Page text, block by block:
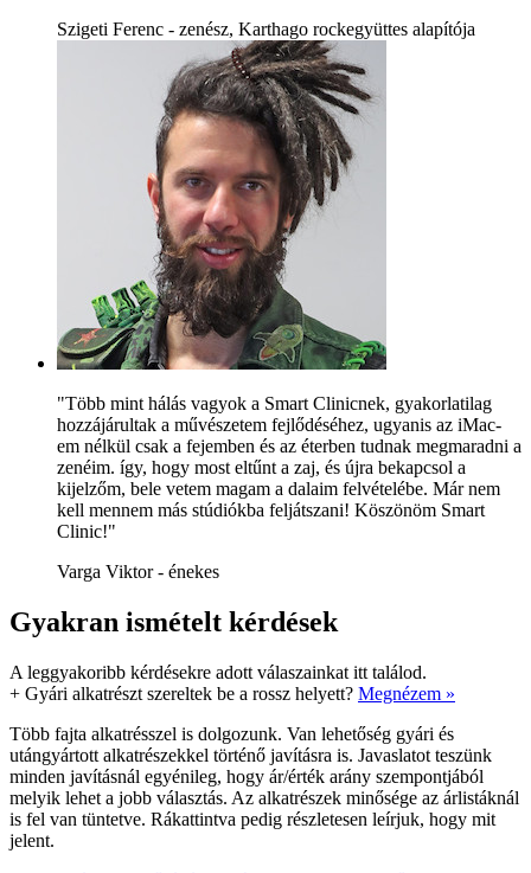
Szigeti Ferenc - zenész, Karthago rockegyüttes alapítója
"Több mint hálás vagyok a Smart Clinicnek, gyakorlatilag
hozzájárultak a művészetem fejlődéséhez, ugyanis az iMac-
em nélkül csak a fejemben és az éterben tudnak megmaradni a
zenéim. így, hogy most eltűnt a zaj, és újra bekapcsol a
kijelzőm, bele vetem magam a dalaim felvételébe. Már nem
kell mennem más stúdiókba feljátszani! Köszönöm Smart
Clinic!"
Varga Viktor - énekes
Gyakran ismételt kérdések
A leggyakoribb kérdésekre adott válaszainkat itt találod.
+ Gyári alkatrészt szereltek be a rossz helyett? Megnézem »
Több fajta alkatrésszel is dolgozunk. Van lehetőség gyári és
utángyártott alkatrészekkel történő javításra is. Javaslatot teszünk
minden javításnál egyénileg, hogy ár/érték arány szempontjából
melyik lehet a jobb választás. Az alkatrészek minősége az árlistáknál
is fel van tüntetve. Rákattintva pedig részletesen leírjuk, hogy mit
jelent.